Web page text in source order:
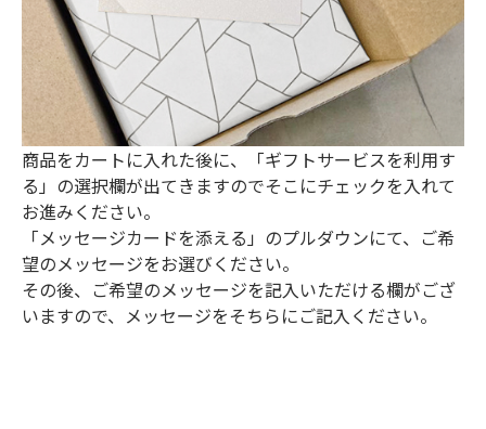
商品をカートに入れた後に、「ギフトサービスを利用す
る」の選択欄が出てきますのでそこにチェックを入れて
お進みください。
「メッセージカードを添える」のプルダウンにて、ご希
望のメッセージをお選びください。
その後、ご希望のメッセージを記入いただける欄がござ
いますので、メッセージをそちらにご記入ください。